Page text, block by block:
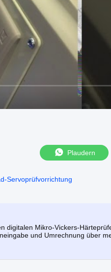
Plaudern
Servoprüfvorrichtung
digitalen Mikro-Vickers-
und Umrechnung über